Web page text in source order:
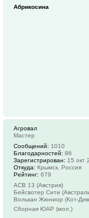
Абрикосина
Агровал
Мастер
Сообщений: 1010
Благодарностей: 86
Зарегистрирован: 15 окт
Откуда: Крымск, Россия
Рейтинг: 679
АСВ 13 (Австрия)
Бейсвотер Сити
Волькан Жюниор (Кот-
Сборная ЮАР (мол.)